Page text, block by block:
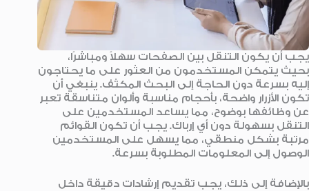
يجب أن يكون التنقل بين الصفحات سهلاً ومباشرًا،
بحيث يتمكن المستخدمون من العثور على ما يحتاجون
إليه بسرعة دون الحاجة إلى البحث المكثف. ينبغي أن
تكون الأزرار واضحة، بأحجام مناسبة وألوان متناسقة تعبر
عن وظائفها بوضوح، مما يساعد المستخدمين على
التنقل بسهولة دون أي إرباك. يجب أن تكون القوائم
مرتبة بشكل منطقي، مما يسهل على المستخدمين
الوصول إلى المعلومات المطلوبة بسرعة.
بالإضافة إلى ذلك، يجب تقديم إرشادات دقيقة داخل